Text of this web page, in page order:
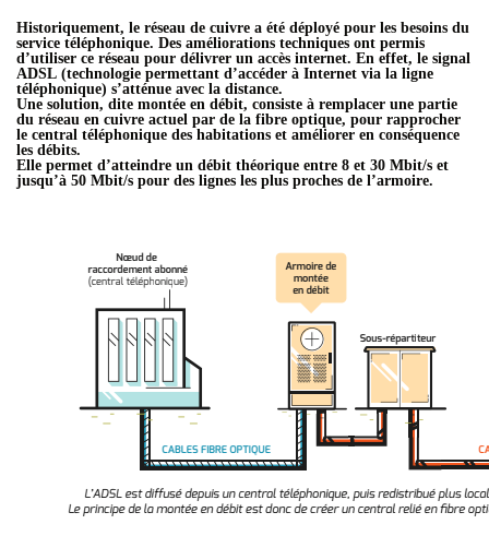
Historiquement, le réseau de cuivre a été déployé pour les besoins du
service téléphonique. Des améliorations techniques ont permis
d’utiliser ce réseau pour délivrer un accès internet. En effet, le signal
ADSL (technologie permettant d’accéder à Internet via la ligne
téléphonique) s’atténue avec la distance.
Une solution, dite montée en débit, consiste à remplacer une partie
du réseau en cuivre actuel par de la fibre optique, pour rapprocher
le central téléphonique des habitations et améliorer en conséquence
les débits.
Elle permet d’atteindre un débit théorique entre 8 et 30 Mbit/s et
jusqu’à 50 Mbit/s pour des lignes les plus proches de l’armoire.